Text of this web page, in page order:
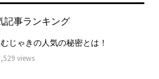
記事ランキング
じゃきの人気の秘密とは！
views